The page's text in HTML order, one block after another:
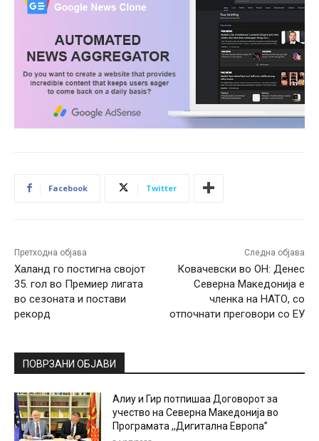
Facebook Twitter
Претходна објава
Халанд го постигна својот
35. гол во Премиер лигата
во сезоната и постави
рекорд
Следна објава
Ковачевски во ОН: Денес
Северна Македонија е
членка на НАТО, со
отпочнати преговори со ЕУ
ПОВРЗАНИ ОБЈАВИ
Алиу и Гир потпишаа Договорот за
учество на Северна Македонија во
Програмата ,,Дигитална Европа”